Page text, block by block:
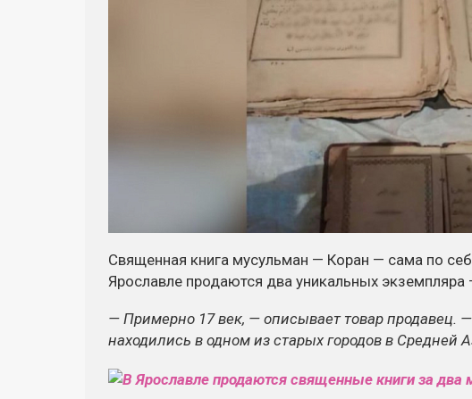
Священная книга мусульман — Коран — сама по
Ярославле продаются два уникальных
— Примерно 17 век, — описывает товар продавец.
находились в одном из старых городов в Средней